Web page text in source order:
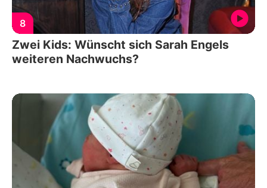
8
Zwei Kids: Wünscht sich Sarah Engels
weiteren Nachwuchs?